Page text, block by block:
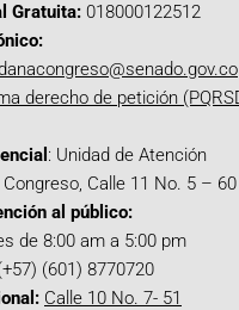
Gratuita: 018000122512
derecho de petición
: Unidad de Atención
Calle 11 No. 5 –
al público:
de 8:00 am a 5:00 pm
(601) 8770720
Calle 10 No. 7- 51